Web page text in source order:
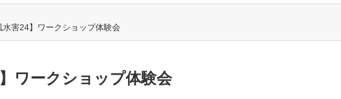
水害24】ワークショップ体験会
】ワークショップ体験会